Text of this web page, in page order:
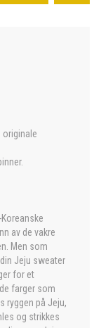
originale
av de vakre
Men som
Jeju sweater
for et
farger som
ryggen på Jeju,
og strikkes